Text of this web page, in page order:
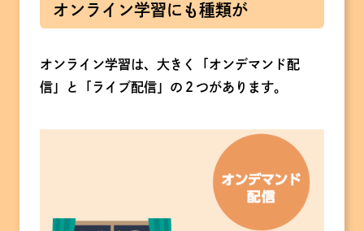
オンライン学習にも種類が
オンライン学習は、大きく「オンデマンド配
信」と「ライブ配信」の２つがあります。